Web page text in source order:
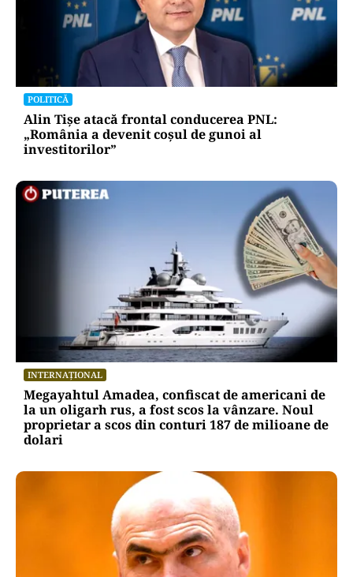
POLITICĂ
Alin Tișe atacă frontal conducerea PNL:
„România a devenit coșul de gunoi al
investitorilor”
INTERNAȚIONAL
Megayahtul Amadea, confiscat de americani de
la un oligarh rus, a fost scos la vânzare. Noul
proprietar a scos din conturi 187 de milioane de
dolari